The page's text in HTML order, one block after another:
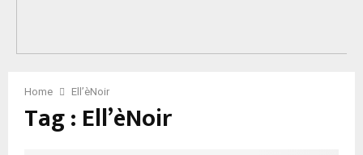
Home Ell’èNoir
Tag : Ell’èNoir